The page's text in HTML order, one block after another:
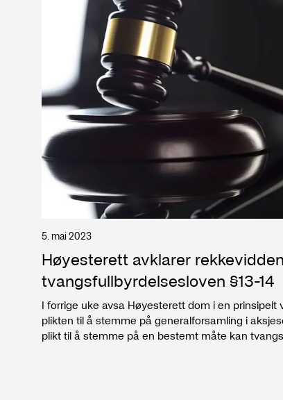
5. mai 2023
Høyesterett avklarer
tvangsfullbyrdelsesloven §13-14
I forrige uke avsa Høyesterett dom i en
plikten til å stemme på generalforsamling i
plikt til å stemme på en bestemt måte kan